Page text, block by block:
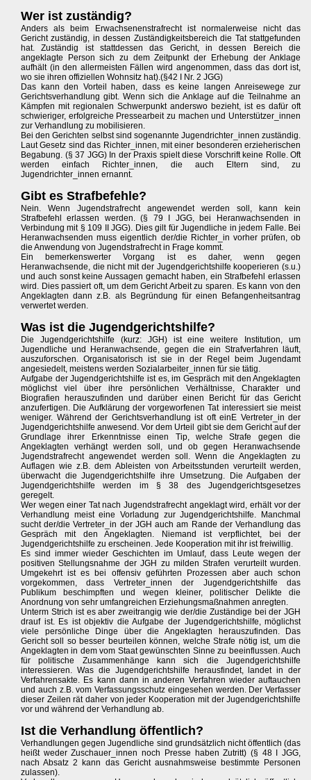
Wer ist zuständig?
Anders als beim Erwachsenenstrafrecht ist normalerweise nicht das
Gericht zuständig, in dessen Zuständigkeitsbereich die Tat stattgefunden
hat. Zuständig ist stattdessen das Gericht, in dessen Bereich die
angeklagte Person sich zu dem Zeitpunkt der Erhebung der Anklage
aufhält (in den allermeisten Fällen wird angenommen, dass das dort ist,
wo sie ihren offiziellen Wohnsitz hat).(§42 I Nr. 2 JGG)
Das kann den Vorteil haben, dass es keine langen Anreisewege zur
Gerichtsverhandlung gibt. Wenn sich die Anklage auf die Teilnahme an
Kämpfen mit regionalen Schwerpunkt anderswo bezieht, ist es dafür oft
schwieriger, erfolgreiche Pressearbeit zu machen und Unterstützer_innen
zur Verhandlung zu mobilisieren.
Bei den Gerichten selbst sind sogenannte Jugendrichter_innen zuständig.
Laut Gesetz sind das Richter_innen, mit einer besonderen erzieherischen
Begabung. (§ 37 JGG) In der Praxis spielt diese Vorschrift keine Rolle. Oft
werden einfach Richter_innen, die auch Eltern sind, zu
Jugendrichter_innen ernannt.
Gibt es Strafbefehle?
Nein. Wenn Jugendstrafrecht angewendet werden soll, kann kein
Strafbefehl erlassen werden. (§ 79 I JGG, bei Heranwachsenden in
Verbindung mit § 109 II JGG). Dies gilt für Jugendliche in jedem Falle. Bei
Heranwachsenden muss eigentlich der/die Richter_in vorher prüfen, ob
die Anwendung von Jugendstrafrecht in Frage kommt.
Ein bemerkenswerter Vorgang ist es daher, wenn gegen
Heranwachsende, die nicht mit der Jugendgerichtshilfe kooperieren (s.u.)
und auch sonst keine Aussagen gemacht haben, ein Strafbefehl erlassen
wird. Dies passiert oft, um dem Gericht Arbeit zu sparen. Es kann von den
Angeklagten dann z.B. als Begründung für einen Befangenheitsantrag
verwertet werden.
Was ist die Jugendgerichtshilfe?
Die Jugendgerichtshilfe (kurz: JGH) ist eine weitere Institution, um
Jugendliche und Heranwachsende, gegen die ein Strafverfahren läuft,
auszuforschen. Organisatorisch ist sie in der Regel beim Jugendamt
angesiedelt, meistens werden Sozialarbeiter_innen für sie tätig.
Aufgabe der Jugendgerichtshilfe ist es, im Gespräch mit den Angeklagten
möglichst viel über ihre persönlichen Verhältnisse, Charakter und
Biografien herauszufinden und darüber einen Bericht für das Gericht
anzufertigen. Die Aufklärung der vorgeworfenen Tat interessiert sie meist
weniger. Während der Gerichtsverhandlung ist oft einE Vertreter_in der
Jugendgerichtshilfe anwesend. Vor dem Urteil gibt sie dem Gericht auf der
Grundlage ihrer Erkenntnisse einen Tip, welche Strafe gegen die
Angeklagten verhängt werden soll, und ob gegen Heranwachsende
Jugendstrafrecht angewendet werden soll. Wenn die Angeklagten zu
Auflagen wie z.B. dem Ableisten von Arbeitsstunden verurteilt werden,
überwacht die Jugendgerichtshilfe ihre Umsetzung. Die Aufgaben der
Jugendgerichtshilfe werden im § 38 des Jugendgerichtsgesetzes
geregelt.
Wer wegen einer Tat nach Jugendstrafrecht angeklagt wird, erhält vor der
Verhandlung meist eine Vorladung zur Jugendgerichtshilfe. Manchmal
sucht der/die Vertreter_in der JGH auch am Rande der Verhandlung das
Gespräch mit den Angeklagten. Niemand ist verpflichtet, bei der
Jugendgerichtshilfe zu erscheinen. Jede Kooperation mit ihr ist freiwillig.
Es sind immer wieder Geschichten im Umlauf, dass Leute wegen der
positiven Stellungsnahme der JGH zu milden Strafen verurteilt wurden.
Umgekehrt ist es bei offensiv geführten Prozessen aber auch schon
vorgekommen, dass Vertreter_innen der Jugendgerichtshilfe das
Publikum beschimpften und wegen kleiner, politischer Delikte die
Anordnung von sehr umfangreichen Erziehungsmaßnahmen anregten.
Unterm Strich ist es aber zweitrangig wie der/die Zuständige bei der JGH
drauf ist. Es ist objektiv die Aufgabe der Jugendgerichtshilfe, möglichst
viele persönliche Dinge über die Angeklagten herauszufinden. Das
Gericht soll so besser beurteilen können, welche Strafe nötig ist, um die
Angeklagten in dem vom Staat gewünschten Sinne zu beeinflussen. Auch
für politische Zusammenhänge kann sich die Jugendgerichtshilfe
interessieren. Was die Jugendgerichtshilfe herausfindet, landet in der
Verfahrensakte. Es kann dann in anderen Verfahren wieder auftauchen
und auch z.B. vom Verfassungsschutz eingesehen werden. Der Verfasser
dieser Zeilen rät daher von jeder Kooperation mit der Jugendgerichtshilfe
vor und während der Verhandlung ab.
Ist die Verhandlung öffentlich?
Verhandlungen gegen Jugendliche sind grundsätzlich nicht öffentlich (das
heißt weder Zuschauer_innen noch Presse haben Zutritt) (§ 48 I JGG,
nach Absatz 2 kann das Gericht ausnahmsweise bestimmte Personen
zulassen).